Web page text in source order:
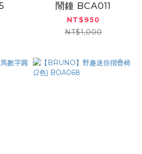
鬧鐘 BCA011
NT$950
NT$1,000